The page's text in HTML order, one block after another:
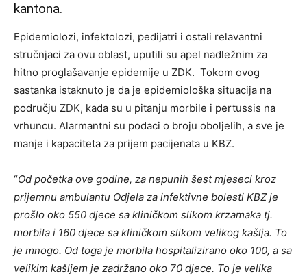
kantona.
Epidemiolozi, infektolozi, pedijatri i ostali relavantni
stručnjaci za ovu oblast, uputili su apel nadležnim za
hitno proglašavanje epidemije u ZDK. Tokom ovog
sastanka istaknuto je da je epidemiološka situacija na
području ZDK, kada su u pitanju morbile i pertussis na
vrhuncu. Alarmantni su podaci o broju oboljelih, a sve je
manje i kapaciteta za prijem pacijenata u KBZ.
“Od početka ove godine, za nepunih šest mjeseci kroz
prijemnu ambulantu Odjela za infektivne bolesti KBZ je
prošlo oko 550 djece sa kliničkom slikom krzamaka tj.
morbila i 160 djece sa kliničkom slikom velikog kašlja. To
je mnogo. Od toga je morbila hospitalizirano oko 100, a sa
velikim kašljem je zadržano oko 70 djece. To je velika